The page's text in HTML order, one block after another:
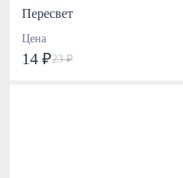
Пересвет
Цена
14 ₽23 ₽